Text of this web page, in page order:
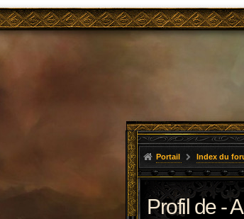
Portail Index du
Profil de -